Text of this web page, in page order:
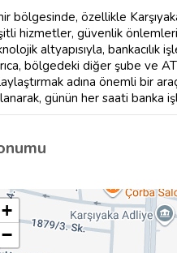
bölgesinde, özellikle
hizmetler, güvenlik önlemleri
altyapısıyla, bankacılık
bölgedeki diğer şube ve
adına önemli bir
günün her saati banka
+
−